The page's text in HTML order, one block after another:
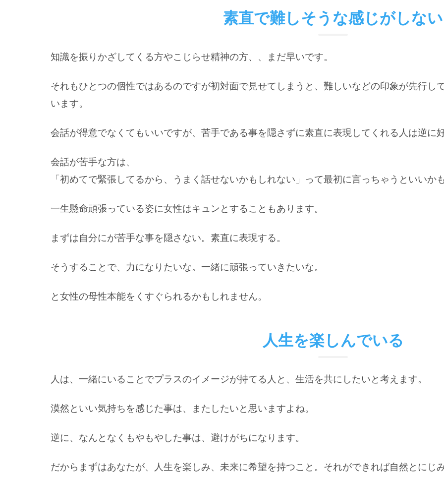
素直で難しそうな感じがしない
知識を振りかざしてくる方やこじらせ精神の方、、まだ早いです。
それもひとつの個性ではあるのですが初対面で見せてしまうと、難しいなどの印象が先行し
います。
会話が得意でなくてもいいですが、苦手である事を隠さずに素直に表現してくれる人は逆に
会話が苦手な方は、
「初めてで緊張してるから、うまく話せないかもしれない」
って最初に言っちゃうといいか
一生懸命頑張っている姿に女性はキュンとすることもあります。
まずは自分にが苦手な事を隠さない。素直に表現する。
そうすることで、 力になりたいな。一緒に頑張っていきたいな。
と女性の母性本能をくすぐられるかもしれません。
人生を楽しんでいる
人は、一緒にいることでプラスのイメージが持てる人と、生活を共にしたいと考えます。
漠然といい気持ちを感じた事は、またしたいと思いますよね。
逆に、なんとなくもやもやした事は、避けがちになります。
だからまずはあなたが、 人生を楽しみ、未来に希望を持つこと 。それができれば自然とにじ